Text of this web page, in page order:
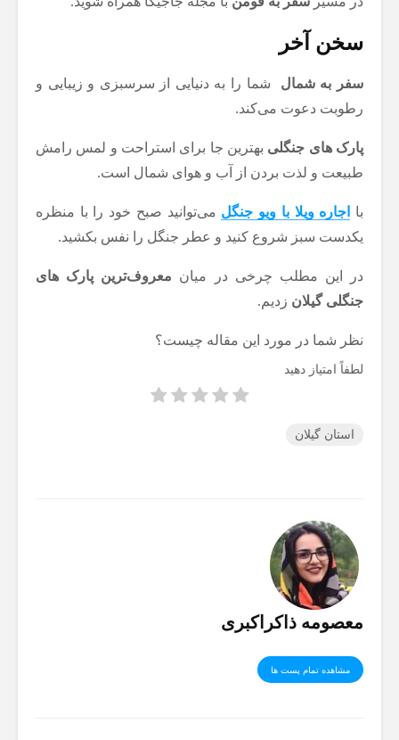
سخن آخر
سفر به شمال شما را به دنیایی از سرسبزی و زیبایی و
رطوبت دعوت می‌کند.
پارک های جنگلی بهترین جا برای استراحت و لمس رامش
طبیعت و لذت بردن از آب و هوای شمال است.
با اجاره ویلا با ویو جنگل می‌توانید صبح خود را با منظره
یکدست سبز شروع کنید و عطر جنگل را نفس بکشید.
در این مطلب چرخی در میان معروف‌ترین پارک های
جنگلی گیلان زدیم.
نظر شما در مورد این مقاله چیست؟
لطفاً امتیاز دهید
استان گیلان
معصومه ذاکراکبری
مشاهده تمام پست ها